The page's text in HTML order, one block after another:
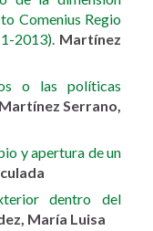
Comenius Regio
2013) Martínez
o las políticas
Martínez Serrano,
y apertura de un
dentro del
María Luisa